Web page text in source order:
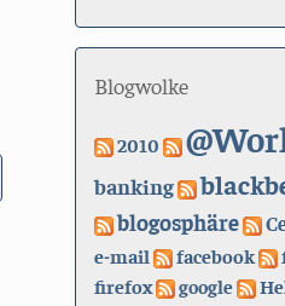
Blogwolke
2010
banking
blogosphäre
e-mail
facebook
firefox google